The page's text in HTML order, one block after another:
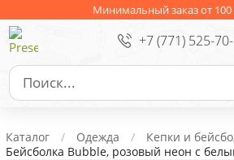
Минимальный заказ от 100
+7 (771) 525-
Ежедневники
Сувениры к праздникам
Деловые
Каталог Одежда
Кепки и
Бейсболка Bubble, розовый неон с